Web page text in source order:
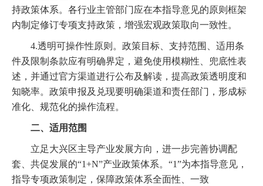
持政策体系。各行业主管部门应在本指导意见的原则框架
内制定修订专项支持政策，增强宏观政策取向一致性。
4.透明可操作性原则。政策目标、支持范围、适用条
件及限制条款应有明确界定，避免使用模糊性、兜底性表
述，并通过官方渠道进行公布及解读，提高政策透明度和
知晓率。政策申报及兑现要明确渠道和责任部门，形成标
准化、规范化的操作流程。
二、适用范围
立足大兴区主导产业发展方向，进一步完善协调配
套、共促发展的“1+N”产业政策体系。“1”为本指导意见，
指导专项政策制定，保障政策体系全面性、一致